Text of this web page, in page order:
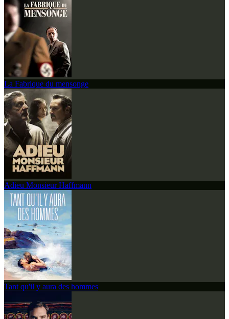
La Fabrique du mensonge
Adieu Monsieur Haffmann
Tant qu'il y aura des hommes